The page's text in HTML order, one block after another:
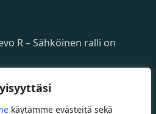
käytämme evästeitä sekä
R – Sähköinen ralli on